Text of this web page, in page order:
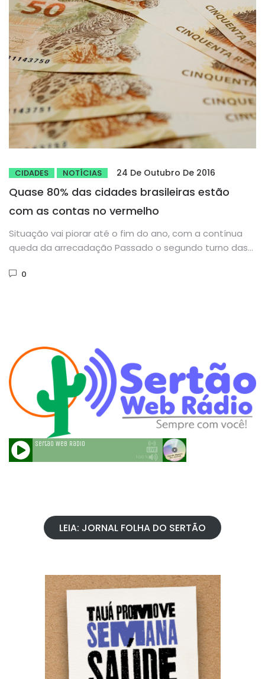
CIDADES NOTÍCIAS 24 De Outubro De 2016
Quase 80% das cidades brasileiras estão
com as contas no vermelho
Situação vai piorar até o fim do ano, com a contínua
queda da arrecadação Passado o segundo turno das...
0
LEIA: JORNAL FOLHA DO SERTÃO